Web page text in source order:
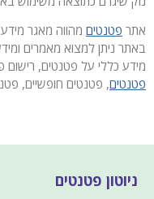
אתר פטנטים מהווה מאגר
באתר ניתן למצוא מאמרים
מידע כללי על פטנטים, רישום
פטנטים, פטנטים חופשיים,
ניוטון פטנטים